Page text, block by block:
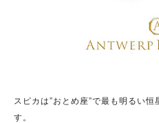
スピカは”おとめ座”で最も明るい
す。